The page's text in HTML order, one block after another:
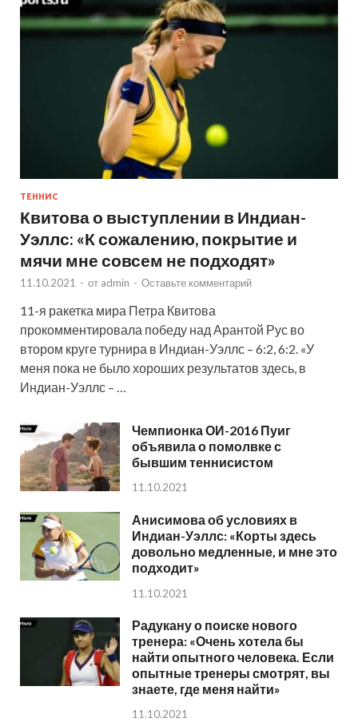
ТЕННИС
Квитова о выступлении в Индиан-
Уэллс: «К сожалению, покрытие и
мячи мне совсем не подходят»
11.10.2021 - от admin - Оставьте комментарий
11-я ракетка мира Петра Квитова
прокомментировала победу над Арантой Рус во
втором круге турнира в Индиан-Уэллс – 6:2, 6:2. «У
меня пока не было хороших результатов здесь, в
Индиан-Уэллс – …
Чемпионка ОИ-2016 Пуиг
объявила о помолвке с
бывшим теннисистом
11.10.2021
Анисимова об условиях в
Индиан-Уэллс: «Корты здесь
довольно медленные, и мне это
подходит»
11.10.2021
Радукану о поиске нового
тренера: «Очень хотела бы
найти опытного человека. Если
опытные тренеры смотрят, вы
знаете, где меня найти»
11.10.2021